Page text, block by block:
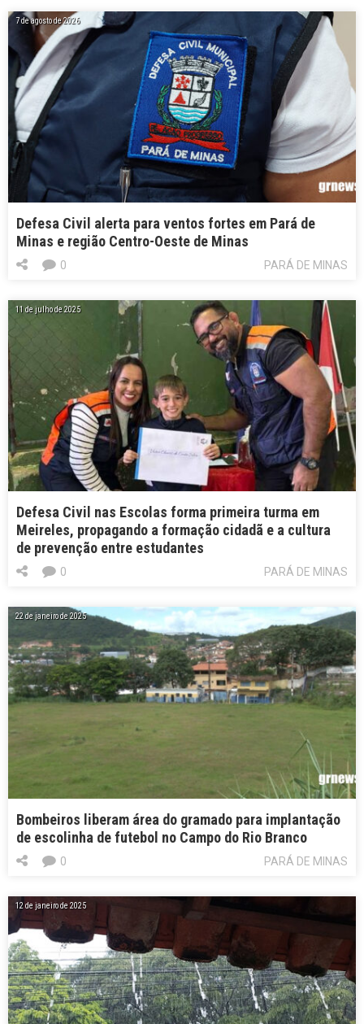
7 de agosto de 2026
Defesa Civil alerta para ventos fortes em Pará de
Minas e região Centro-Oeste de Minas
PARÁ DE MINAS
0
11 de julho de 2025
Defesa Civil nas Escolas forma primeira turma em
Meireles, propagando a formação cidadã e a cultura
de prevenção entre estudantes
PARÁ DE MINAS
0
22 de janeiro de 2025
Bombeiros liberam área do gramado para implantação
de escolinha de futebol no Campo do Rio Branco
PARÁ DE MINAS
0
12 de janeiro de 2025